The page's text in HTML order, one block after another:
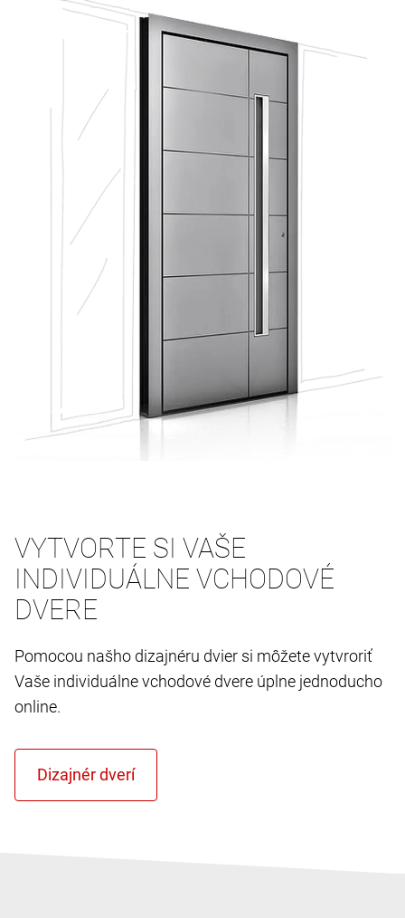
VYTVORTE SI VAŠE
INDIVIDUÁLNE VCHODOVÉ
DVERE
Pomocou našho dizajnéru dvier si môžete vytvroriť
Vaše individuálne vchodové dvere úplne jednoducho
online.